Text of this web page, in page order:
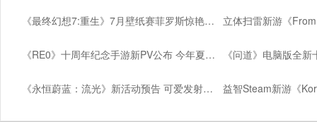
《最终幻想7:重生》7月壁纸赛菲罗斯惊艳亮相
《RE0》十周年纪念手游新PV公布 今年夏季上线
《永恒蔚蓝：流光》新活动预告 可爱发射器登场